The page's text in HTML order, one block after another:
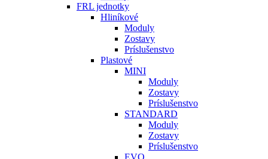
FRL jednotky
Hliníkové
Moduly
Zostavy
Príslušenstvo
Plastové
MINI
Moduly
Zostavy
Príslušenstvo
STANDARD
Moduly
Zostavy
Príslušenstvo
EVO